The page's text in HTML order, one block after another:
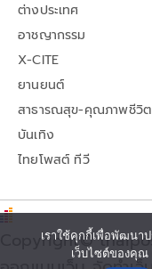
ต่างประเทศ
อาชญากรรม
X-CITE
ยานยนต์
สาธารณสุข-คุณภาพชีวิต
บันเทิง
ไทยโพสต์ ทีวี
Copyright©
เราใช้คุกกี้เพื่อพัฒนา
เว็บไซต์ของคุ